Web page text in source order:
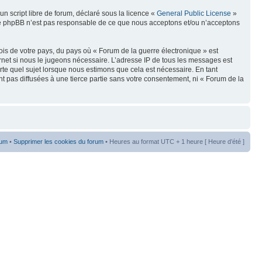
script libre de forum, déclaré sous la licence « General Public License »
n’est pas responsable de ce que nous acceptons et/ou n’acceptons
de votre pays, du pays où « Forum de la guerre électronique » est
si nous le jugeons nécessaire. L’adresse IP de tous les messages est
quel sujet lorsque nous estimons que cela est nécessaire. En tant
diffusées à une tierce partie sans votre consentement, ni « Forum de la
• Supprimer les cookies du forum • Heures au format UTC + 1 heure [ Heure d’été ]